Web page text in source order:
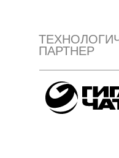
ПАРТНЕР